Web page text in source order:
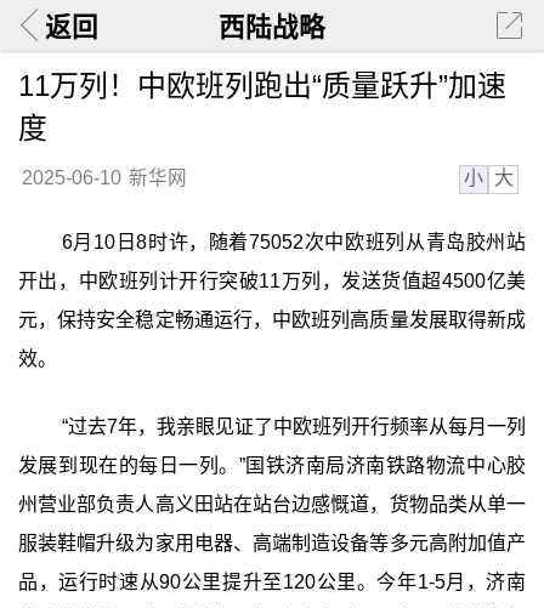
返回 西陆战略
11万列！中欧班列跑出“质量跃升”加速
度
2025-06-10 新华网 小 大
6月10日8时许，随着75052次中欧班列从青岛胶州站
开出，中欧班列计开行突破11万列，发送货值超4500亿美
元，保持安全稳定畅通运行，中欧班列高质量发展取得新成
效。
“过去7年，我亲眼见证了中欧班列开行频率从每月一列
发展到现在的每日一列。”国铁济南局济南铁路物流中心胶
州营业部负责人高义田站在站台边感慨道，货物品类从单一
服装鞋帽升级为家用电器、高端制造设备等多元高附加值产
品，运行时速从90公里提升至120公里。今年1-5月，济南